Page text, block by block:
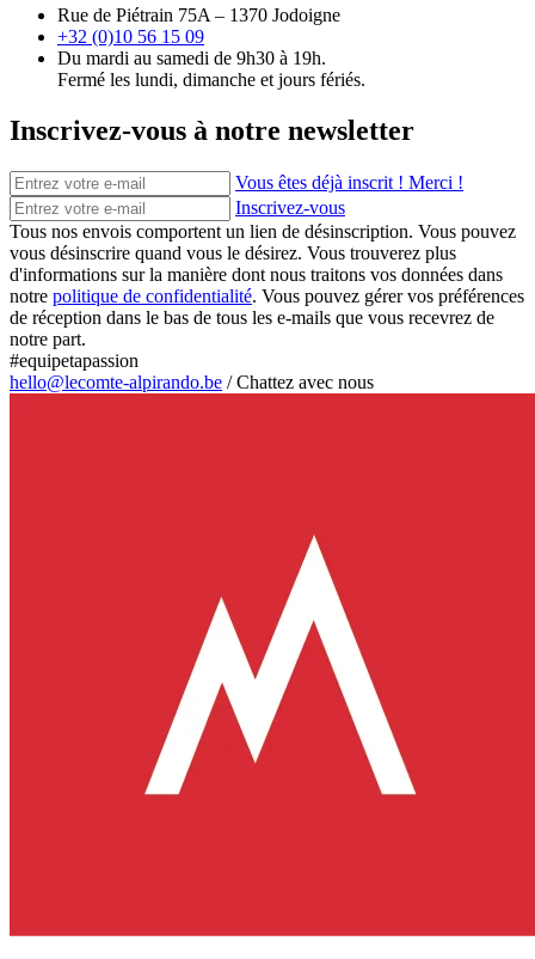
Rue de Piétrain 75A – 1370 Jodoigne
+32 (0)10 56 15 09
Du mardi au samedi de 9h30 à 19h.
Fermé les lundi, dimanche et jours fériés.
Inscrivez-vous à notre newsletter
Vous êtes déjà inscrit ! Merci !
Inscrivez-vous
Tous nos envois comportent un lien de désinscription. Vous pouvez
vous désinscrire quand vous le désirez. Vous trouverez plus
d'informations sur la manière dont nous traitons vos données dans
notre politique de confidentialité. Vous pouvez gérer vos préférences
de réception dans le bas de tous les e-mails que vous recevrez de
notre part.
#equipetapassion
hello@lecomte-alpirando.be /Chattez avec nous